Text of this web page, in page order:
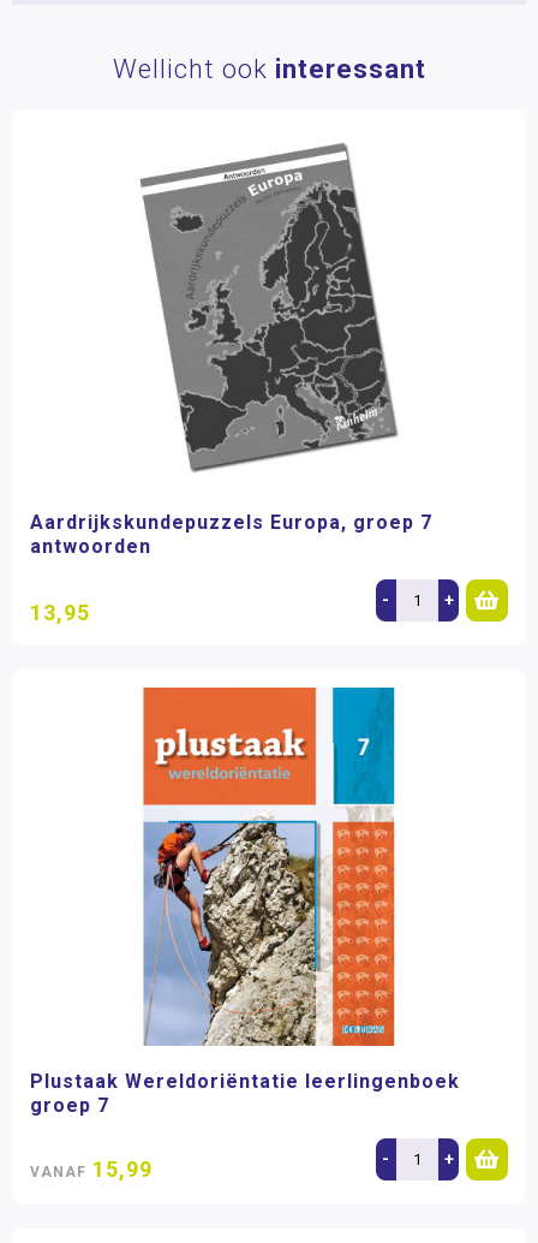
Wellicht ook interessant
Aardrijkskundepuzzels Europa, groep 7
antwoorden
13,95 - +
Plustaak Wereldoriëntatie leerlingenboek
groep 7
VANAF 15,99 - +